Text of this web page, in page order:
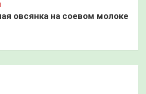
овсянка на соевом молоке